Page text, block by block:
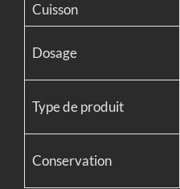
Cuisson
Dosage
Type de produit
Conservation